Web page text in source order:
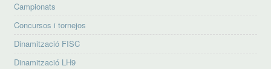
Campionats
Concursos i tornejos
Dinamització FISC
Dinamització LH9